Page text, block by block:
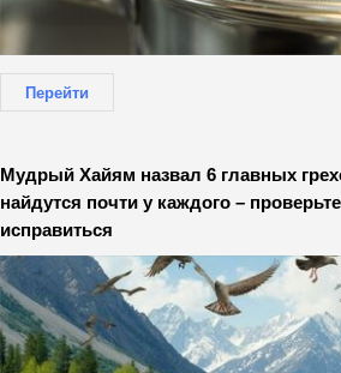
Перейти
Мудрый Хайям назвал 6 главных
найдутся почти у каждого –
исправиться